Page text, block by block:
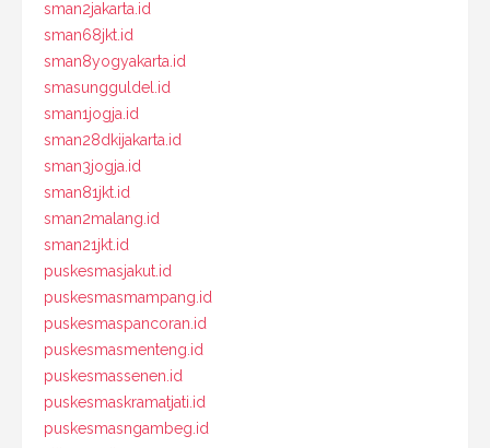
sman2jakarta.id
sman68jkt.id
sman8yogyakarta.id
smasungguldel.id
sman1jogja.id
sman28dkijakarta.id
sman3jogja.id
sman81jkt.id
sman2malang.id
sman21jkt.id
puskesmasjakut.id
puskesmasmampang.id
puskesmaspancoran.id
puskesmasmenteng.id
puskesmassenen.id
puskesmaskramatjati.id
puskesmasngambeg.id